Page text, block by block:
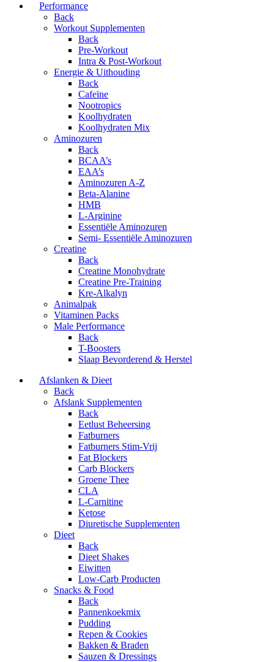
Performance
Back
Workout Supplementen
Back
Pre-Workout
Intra & Post-Workout
Energie & Uithouding
Back
Cafeïne
Nootropics
Koolhydraten
Koolhydraten Mix
Aminozuren
Back
BCAA’s
EAA’s
Aminozuren A-Z
Beta-Alanine
HMB
L-Arginine
Essentiële Aminozuren
Semi- Essentiële Aminozuren
Creatine
Back
Creatine Monohydrate
Creatine Pre-Training
Kre-Alkalyn
Animalpak
Vitaminen Packs
Male Performance
Back
T-Boosters
Slaap Bevorderend & Herstel
Afslanken & Dieet
Back
Afslank Supplementen
Back
Eetlust Beheersing
Fatburners
Fatburners Stim-Vrij
Fat Blockers
Carb Blockers
Groene Thee
CLA
L-Carnitine
Ketose
Diuretische Supplementen
Dieet
Back
Dieet Shakes
Eiwitten
Low-Carb Producten
Snacks & Food
Back
Pannenkoekmix
Pudding
Repen & Cookies
Bakken & Braden
Sauzen & Dressings